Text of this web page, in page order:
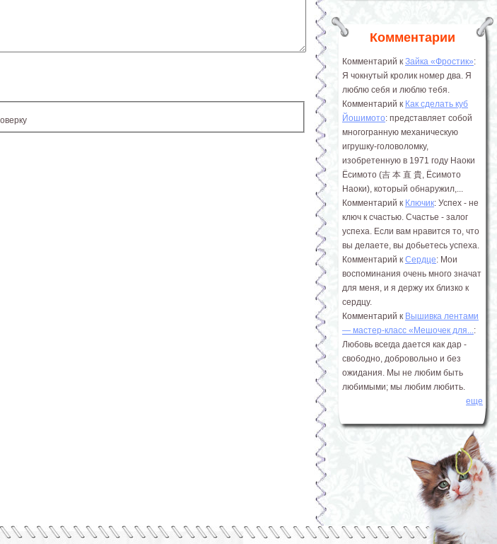
Комментарии
Комментарий к Зайка «Фростик»:
Я чокнутый кролик номер два. Я
люблю себя и люблю тебя.
Комментарий к Как сделать куб
Йошимото: представляет собой
многогранную механическую
игрушку-головоломку,
изобретенную в 1971 году Наоки
Ёсимото (吉 本 直 貴, Ёсимото
Наоки), который обнаружил,...
Комментарий к Ключик: Успех - не
ключ к счастью. Счастье - залог
успеха. Если вам нравится то, что
вы делаете, вы добьетесь успеха.
Комментарий к Сердце: Мои
воспоминания очень много значат
для меня, и я держу их близко к
сердцу.
Комментарий к Вышивка лентами
― мастер-класс «Мешочек для...:
Любовь всегда дается как дар -
свободно, добровольно и без
ожидания. Мы не любим быть
любимыми; мы любим любить.
еще